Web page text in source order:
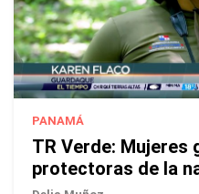
PANAMÁ
TR Verde: Mujeres
protectoras de la